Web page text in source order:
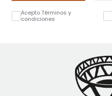
Acepto Términos y
condiciones